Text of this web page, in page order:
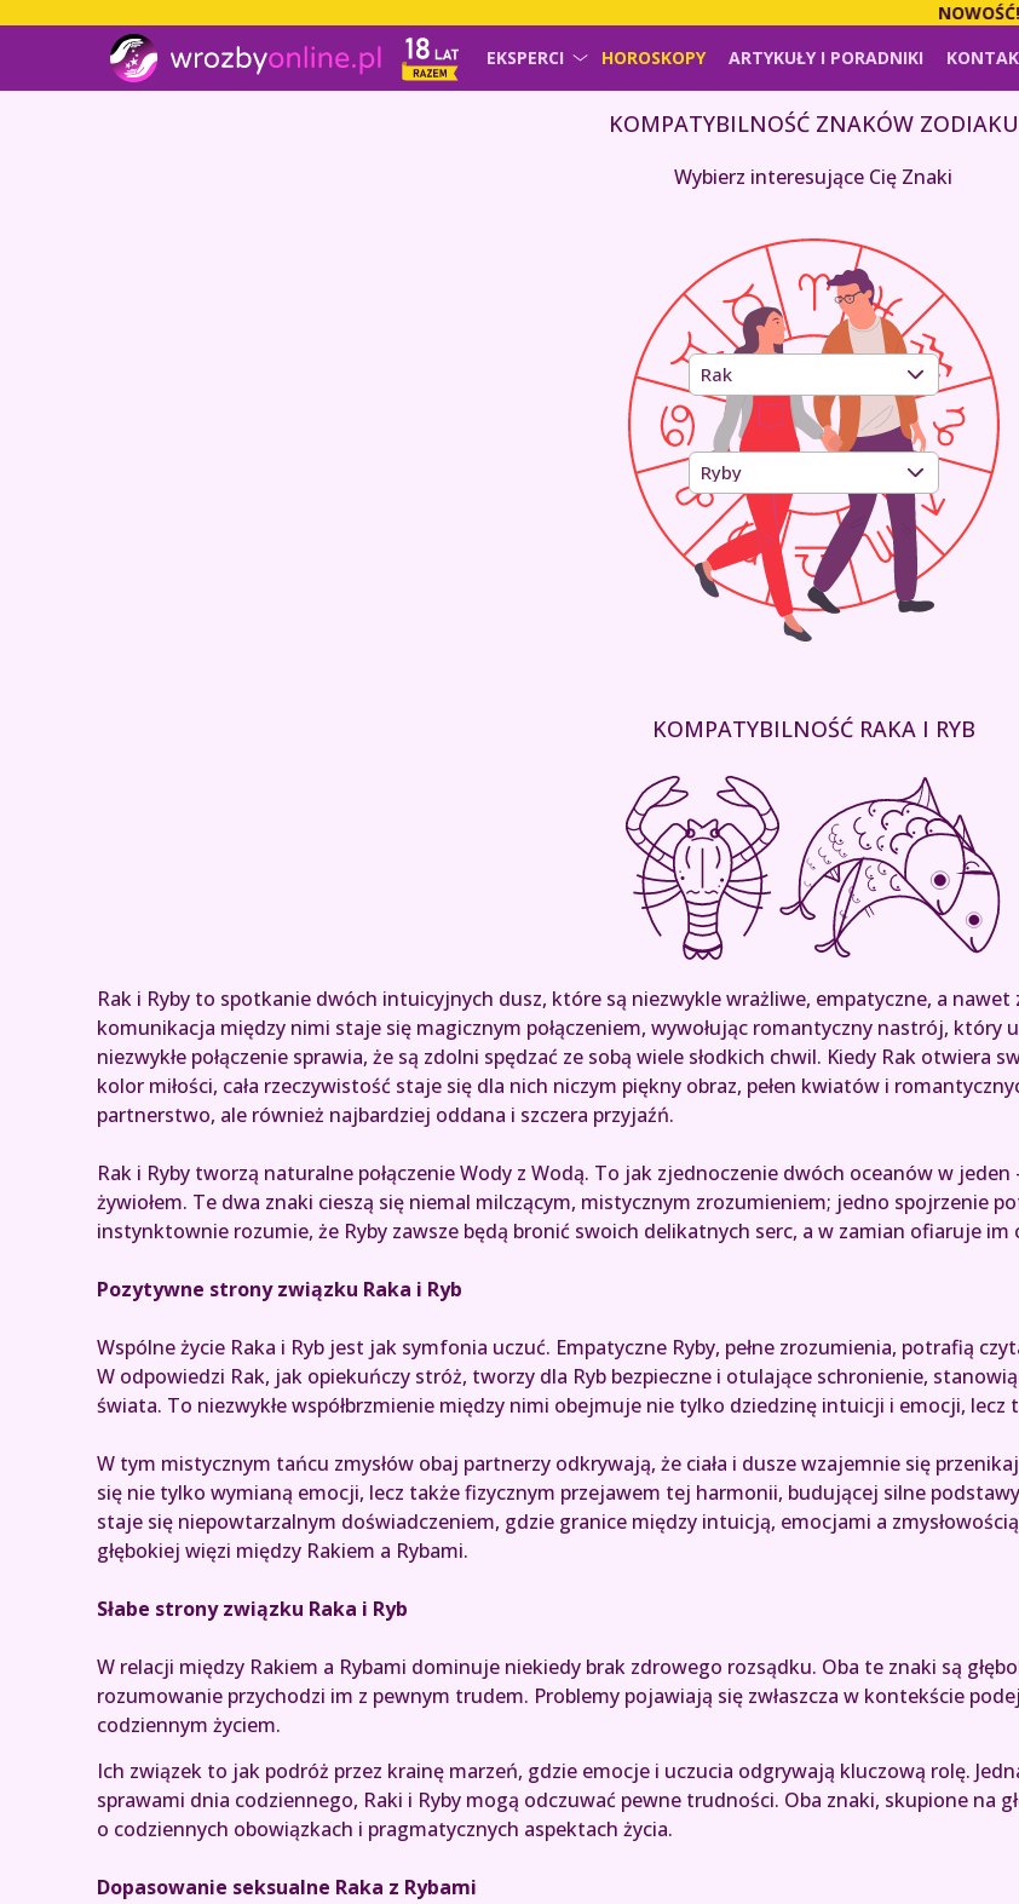
PŁACISZ
EKSPERCI HOROSKOPY ARTYKUŁY I PORADNIKI
KOMPATYBILNOŚĆ ZNAKÓW ZODIAKU
Wybierz interesujące Cię Znaki
KOMPATYBILNOŚĆ RAKA I RYB
Rak i Ryby to spotkanie dwóch intuicyjnych dusz, które są niezwykle wrażliwe, empatyczne, a
komunikacja między nimi staje się magicznym połączeniem, wywołując romantyczny nastrój, który
niezwykłe połączenie sprawia, że są zdolni spędzać ze sobą wiele słodkich chwil. Kiedy Rak otwiera
kolor miłości, cała rzeczywistość staje się dla nich niczym piękny obraz, pełen kwiatów i
partnerstwo, ale również najbardziej oddana i szczera przyjaźń.
Rak i Ryby tworzą naturalne połączenie Wody z Wodą. To jak zjednoczenie dwóch oceanów w
żywiołem. Te dwa znaki cieszą się niemal milczącym, mistycznym zrozumieniem; jedno spojrzenie
instynktownie rozumie, że Ryby zawsze będą bronić swoich delikatnych serc, a w zamian ofiaruje im
Pozytywne strony związku Raka i Ryb
Wspólne życie Raka i Ryb jest jak symfonia uczuć. Empatyczne Ryby, pełne zrozumienia, potrafią
W odpowiedzi Rak, jak opiekuńczy stróż, tworzy dla Ryb bezpieczne i otulające schronienie,
świata. To niezwykłe współbrzmienie między nimi obejmuje nie tylko dziedzinę intuicji i emocji,
W tym mistycznym tańcu zmysłów obaj partnerzy odkrywają, że ciała i dusze wzajemnie się
się nie tylko wymianą emocji, lecz także fizycznym przejawem tej harmonii, budującej silne
staje się niepowtarzalnym doświadczeniem, gdzie granice między intuicją, emocjami a
głębokiej więzi między Rakiem a Rybami.
Słabe strony związku Raka i Ryb
W relacji między Rakiem a Rybami dominuje niekiedy brak zdrowego rozsądku. Oba te znaki są
rozumowanie przychodzi im z pewnym trudem. Problemy pojawiają się zwłaszcza w kontekście
codziennym życiem.
Ich związek to jak podróż przez krainę marzeń, gdzie emocje i uczucia odgrywają kluczową rolę.
sprawami dnia codziennego, Raki i Ryby mogą odczuwać pewne trudności. Oba znaki, skupione na
o codziennych obowiązkach i pragmatycznych aspektach życia.
Dopasowanie seksualne Raka z Rybami